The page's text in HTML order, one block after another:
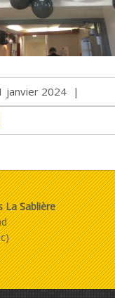
janvier 2024 |
La Sablière